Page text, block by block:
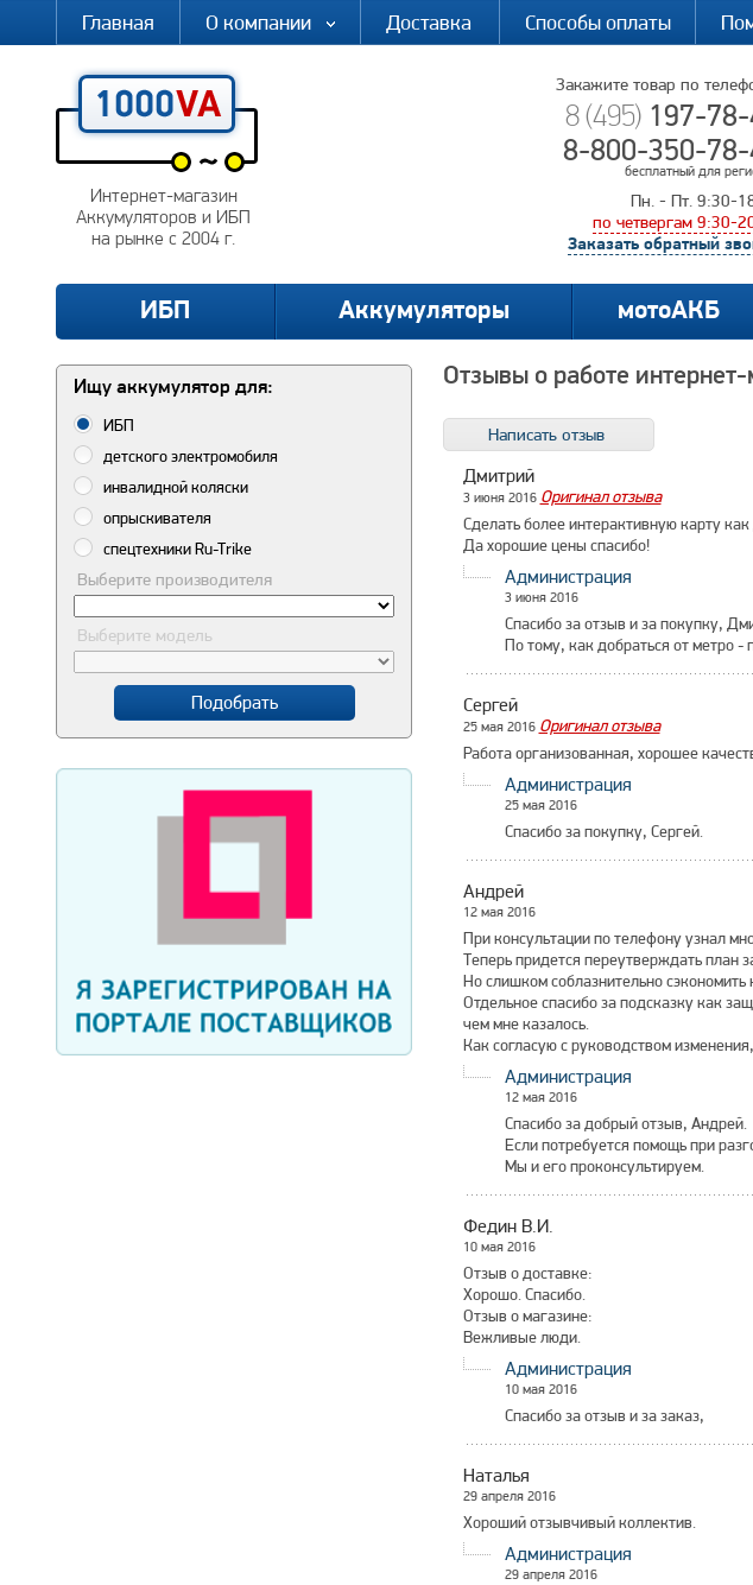
Главная О компании Доставка Способы оплаты
Интернет-магазин
Аккумуляторов и ИБП
на рынке с 2004 г.
Закажите товар по
8 (495) 197-
8-800-350-
бесплатный для
Пн. - Пт. 9:30-
по четвергам 9:30-
Заказать обратный
ИБП Аккумуляторы мотоАКБ
Отзывы о работе
Написать отзыв
Дмитрий
3 июня 2016 Оригинал отзыва
Сделать более интерактивную карту как
Да хорошие цены спасибо!
Администрация
3 июня 2016
Спасибо за отзыв и за покупку,
По тому, как добраться от метро -
Сергей
25 мая 2016 Оригинал отзыва
Работа организованная, хорошее
Администрация
25 мая 2016
Спасибо за покупку, Сергей.
Андрей
12 мая 2016
При консультации по телефону узнал
Теперь придется переутверждать план
Но слишком соблазнительно
Отдельное спасибо за подсказку как
чем мне казалось.
Как согласую с руководством
Администрация
12 мая 2016
Спасибо за добрый отзыв, Андрей.
Если потребуется помощь при
Мы и его проконсультируем.
Федин В.И.
10 мая 2016
Отзыв о доставке:
Хорошо. Спасибо.
Отзыв о магазине:
Вежливые люди.
Администрация
10 мая 2016
Спасибо за отзыв и за заказ,
Наталья
29 апреля 2016
Хороший отзывчивый коллектив.
Администрация
29 апреля 2016
Ищу аккумулятор для:
ИБП
детского электромобиля
инвалидной коляски
опрыскивателя
спецтехники Ru-Trike
Выберите производителя
Выберите модель
Подобрать